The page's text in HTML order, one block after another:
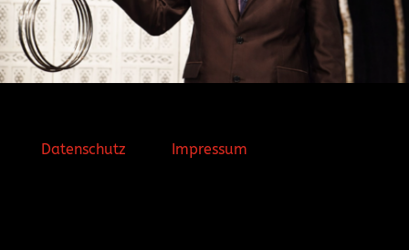
Datenschutz Impressum